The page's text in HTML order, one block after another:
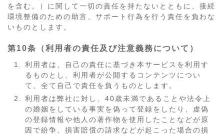
を含む。）に関して一切の責任を持たないとともに、接続
環境整備のための助言、サポート行為を行う責任を負わな
いものとします。
第10条（利用者の責任及び注意義務について）
利用者は、自己の責任に基づき本サービスを利用す
るものとし、利用者が公開するコンテンツについ
て、全て自己で責任を負うものとします。
利用者は弊社に対し、40歳未満であることや法令上
の婚姻をしている事実を偽って登録をしたり、虚偽
の登録情報や他人の著作物を使用したことなどが原
因で紛争、損害賠償の請求などが起こった場合の損